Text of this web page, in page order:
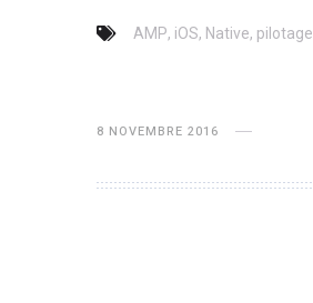
AMP, iOS, Native, pilotage
8 NOVEMBRE 2016